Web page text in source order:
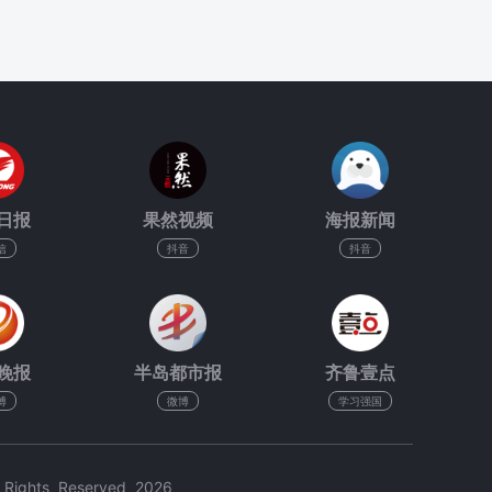
报 果然视频
抖音
海报新闻
抖音
报 半岛都市报
微博
齐鲁壹点
学习强国
Reserved 2026